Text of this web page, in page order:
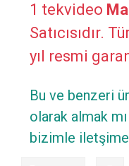
1 tekvideo
Satıcısıdır.
yıl resmi
Bu ve benzeri
olarak almak
bizimle